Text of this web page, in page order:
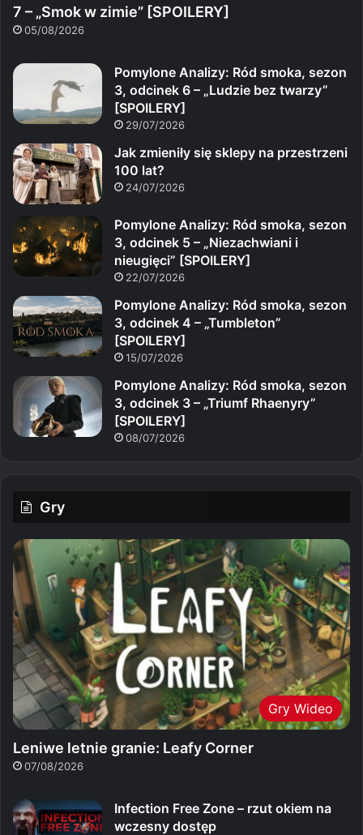
7 – „Smok w zimie” [SPOILERY]
05/08/2026
Pomylone Analizy: Ród smoka, sezon
3, odcinek 6 – „Ludzie bez twarzy”
[SPOILERY]
29/07/2026
Jak zmieniły się sklepy na przestrzeni
100 lat?
24/07/2026
Pomylone Analizy: Ród smoka, sezon
3, odcinek 5 – „Niezachwiani i
nieugięci” [SPOILERY]
22/07/2026
Pomylone Analizy: Ród smoka, sezon
3, odcinek 4 – „Tumbleton”
[SPOILERY]
15/07/2026
Pomylone Analizy: Ród smoka, sezon
3, odcinek 3 – „Triumf Rhaenyry”
[SPOILERY]
08/07/2026
Gry
Gry Wideo
Leniwe letnie granie: Leafy Corner
07/08/2026
Infection Free Zone – rzut okiem na
wczesny dostęp